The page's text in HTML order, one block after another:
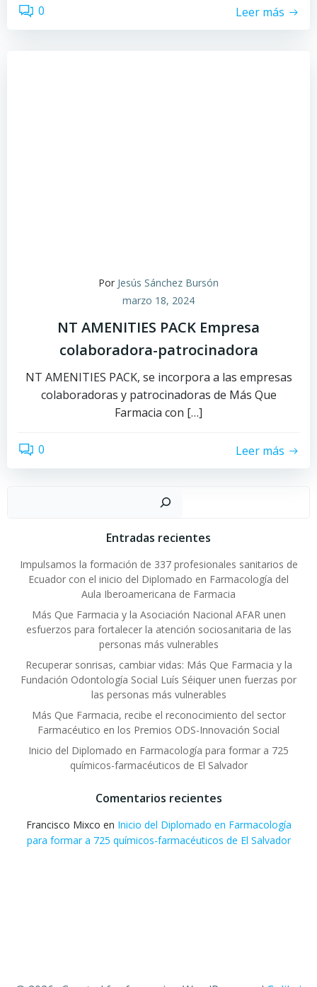
0 Leer más
Por Jesús Sánchez Bursón
marzo 18, 2024
NT AMENITIES PACK Empresa
colaboradora-patrocinadora
NT AMENITIES PACK, se incorpora a las empresas
colaboradoras y patrocinadoras de Más Que
Farmacia con […]
0 Leer más
Buscar
Entradas recientes
Impulsamos la formación de 337 profesionales sanitarios de
Ecuador con el inicio del Diplomado en Farmacología del
Aula Iberoamericana de Farmacia
Más Que Farmacia y la Asociación Nacional AFAR unen
esfuerzos para fortalecer la atención sociosanitaria de las
personas más vulnerables
Recuperar sonrisas, cambiar vidas: Más Que Farmacia y la
Fundación Odontología Social Luís Séiquer unen fuerzas por
las personas más vulnerables
Más Que Farmacia, recibe el reconocimiento del sector
Farmacéutico en los Premios ODS-Innovación Social
Inicio del Diplomado en Farmacología para formar a 725
químicos-farmacéuticos de El Salvador
Comentarios recientes
Francisco Mixco en Inicio del Diplomado en Farmacología
para formar a 725 químicos-farmacéuticos de El Salvador